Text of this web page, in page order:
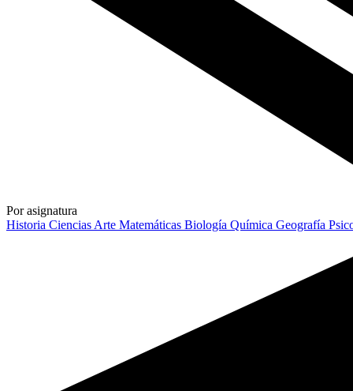
Por asignatura
Historia Ciencias Arte Matemáticas Biología Química Geografía